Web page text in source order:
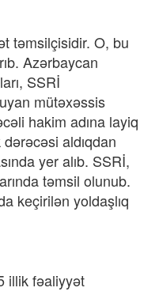
təmsilçisidir. O, bu
Azərbaycan
SSRİ
mütəxəssis
hakim adına layiq
aldıqdan
yer alıb. SSRİ,
təmsil olunub.
keçirilən yoldaşlıq
illik fəaliyyət